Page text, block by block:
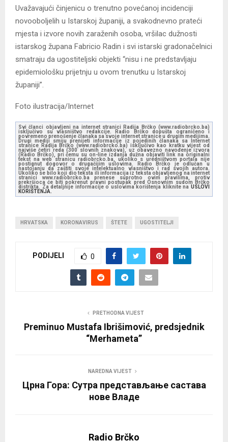
Uvažavajući činjenicu o trenutno povećanoj incidenciji
novooboljelih u Istarskoj županiji, a svakodnevno prateći
mjesta i izvore novih zaraženih osoba, vršilac dužnosti
istarskog župana Fabricio Radin i svi istarski gradonačelnici
smatraju da ugostiteljski objekti “nisu i ne predstavljaju
epidemiološku prijetnju u ovom trenutku u Istarskoj
županiji”.
Foto ilustracija/Internet
Svi članci objavljeni na internet stranici Radija Brčko (www.radiobrcko.ba)
isključivo su vlasništvo redakcije. Radio Brčko dopušta ograničeno i
povremeno prenošenje članaka sa svoje internet stranice u drugim medijima.
Drugi mediji smiju prenijeti informacije iz pojedinih članaka sa Internet
stranice Radija Brčko (www.radiobrcko.ba) isključivo kao kratku vijest od
najviše četiri reda (300 slovnih znakova), uz obavezno navođenje izvora
(Radio Brčko), pri čemu su on-line izdanja dužna objaviti link na originalni
tekst na web stranicu radiobrcko.ba, ukoliko s uredništvom portala nije
postignut dogovor o drugačijim uslovima. Radio Brčko je odlučan u
nastojanju da zaštiti svoje intelektualno vlasništvo i rad svojih autora.
Ukoliko se bilo koji dio teksta ili informacija iz teksta objavljenog na internet
stranici www.radiobrcko.ba prenese suprotno ovim pravilima, protiv
prekršioca će biti pokrenut pravni postupak pred Osnovnim sudom Brčko
distrikta. Za detaljnije informacije o uslovima korištenja kliknite na USLOVI
KORIŠTENJA.
HRVATSKA KORONAVIRUS ŠTETE UGOSTITELJI
PODIJELI 0
PRETHODNA VIJEST
Preminuo Mustafa Ibrišimović, predsjednik
“Merhameta”
NAREDNA VIJEST
Црна Гора: Сутра представљање састава
нове Владе
Radio Brčko